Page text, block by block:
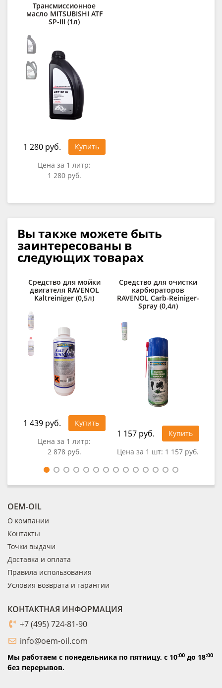
Трансмиссионное
масло MITSUBISHI ATF
SP-III (1л)
1 280 руб.
Купить
Цена за 1 литр:
1 280 руб.
Вы также можете быть
заинтересованы в
следующих товарах
Средство для мойки
двигателя RAVENOL
Kaltreiniger (0,5л)
1 439 руб.
Купить
Цена за 1 литр:
2 878 руб.
Средство для очистки
карбюраторов
RAVENOL Carb-Reiniger-
Spray (0,4л)
1 157 руб.
Купить
Цена за 1 шт: 1 157 руб.
OEM-OIL
О компании
Контакты
Точки выдачи
Доставка и оплата
Правила использования
Условия возврата и гарантии
КОНТАКТНАЯ ИНФОРМАЦИЯ
+7 (495) 724-81-90
info@oem-oil.com
Мы работаем с понедельника по пятницу, с 10:00 до 18:00
без перерывов.